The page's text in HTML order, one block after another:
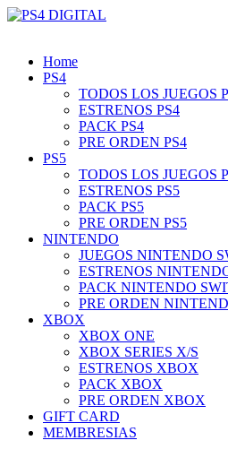
Home
PS4
TODOS LOS JUEGOS
ESTRENOS PS4
PACK PS4
PRE ORDEN PS4
PS5
TODOS LOS JUEGOS
ESTRENOS PS5
PACK PS5
PRE ORDEN PS5
NINTENDO
JUEGOS NINTENDO
ESTRENOS
PACK NINTENDO
PRE ORDEN
XBOX
XBOX ONE
XBOX SERIES X/S
ESTRENOS XBOX
PACK XBOX
PRE ORDEN XBOX
GIFT CARD
MEMBRESIAS